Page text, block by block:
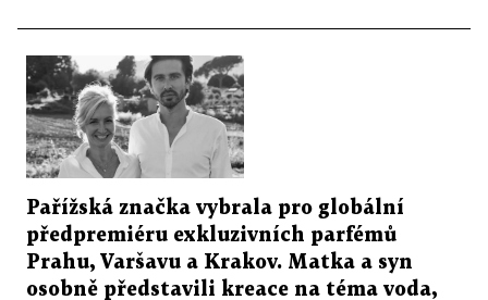
Pařížská značka vybrala pro globální
předpremiéru exkluzivních parfémů
Prahu, Varšavu a Krakov. Matka a syn
osobně představili kreace na téma voda,